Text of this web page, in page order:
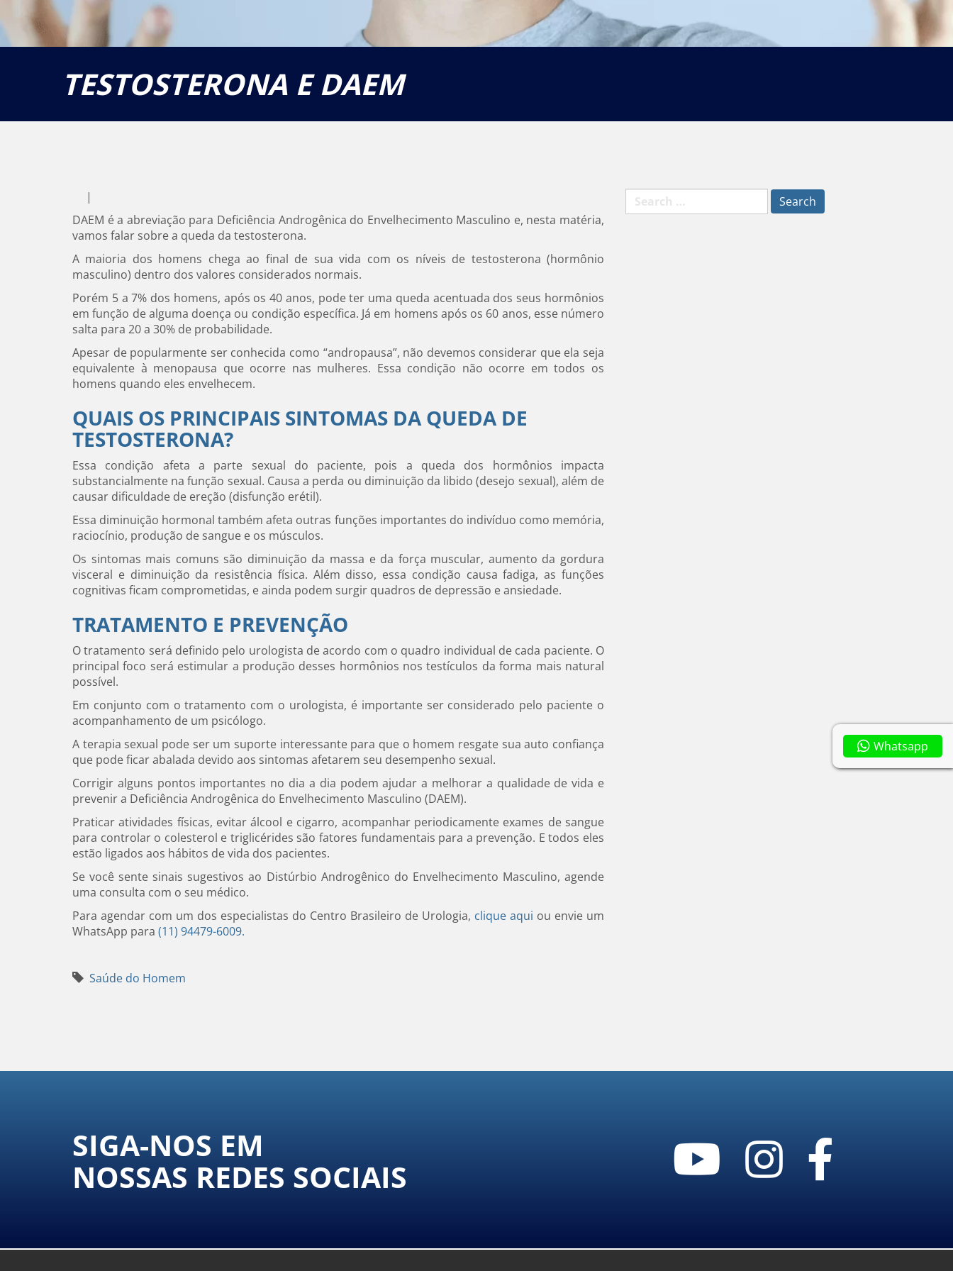
TESTOSTERONA E DAEM
|
DAEM é a abreviação para Deficiência Androgênica do Envelhecimento Masculino e, nesta matéria,
vamos falar sobre a queda da testosterona.
A maioria dos homens chega ao final de sua vida com os níveis de testosterona (hormônio
masculino) dentro dos valores considerados normais.
Porém 5 a 7% dos homens, após os 40 anos, pode ter uma queda acentuada dos seus hormônios
em função de alguma doença ou condição específica. Já em homens após os 60 anos, esse número
salta para 20 a 30% de probabilidade.
Apesar de popularmente ser conhecida como “andropausa”, não devemos considerar que ela seja
equivalente à menopausa que ocorre nas mulheres. Essa condição não ocorre em todos os
homens quando eles envelhecem.
QUAIS OS PRINCIPAIS SINTOMAS DA QUEDA DE
TESTOSTERONA?
Essa condição afeta a parte sexual do paciente, pois a queda dos hormônios impacta
substancialmente na função sexual. Causa a perda ou diminuição da libido (desejo sexual), além de
causar dificuldade de ereção (disfunção erétil).
Essa diminuição hormonal também afeta outras funções importantes do indivíduo como memória,
raciocínio, produção de sangue e os músculos.
Os sintomas mais comuns são diminuição da massa e da força muscular, aumento da gordura
visceral e diminuição da resistência física. Além disso, essa condição causa fadiga, as funções
cognitivas ficam comprometidas, e ainda podem surgir quadros de depressão e ansiedade.
TRATAMENTO E PREVENÇÃO
O tratamento será definido pelo urologista de acordo com o quadro individual de cada paciente. O
principal foco será estimular a produção desses hormônios nos testículos da forma mais natural
possível.
Em conjunto com o tratamento com o urologista, é importante ser considerado pelo paciente o
acompanhamento de um psicólogo.
A terapia sexual pode ser um suporte interessante para que o homem resgate sua auto confiança
que pode ficar abalada devido aos sintomas afetarem seu desempenho sexual.
Corrigir alguns pontos importantes no dia a dia podem ajudar a melhorar a qualidade de vida e
prevenir a Deficiência Androgênica do Envelhecimento Masculino (DAEM).
Praticar atividades físicas, evitar álcool e cigarro, acompanhar periodicamente exames de sangue
para controlar o colesterol e triglicérides são fatores fundamentais para a prevenção. E todos eles
estão ligados aos hábitos de vida dos pacientes.
Se você sente sinais sugestivos ao Distúrbio Androgênico do Envelhecimento Masculino, agende
uma consulta com o seu médico.
Para agendar com um dos especialistas do Centro Brasileiro de Urologia, clique aqui ou envie um
WhatsApp para (11) 94479-6009.
Saúde do Homem
Search
for:
SIGA-NOS EM
NOSSAS REDES SOCIAIS
Whatsapp